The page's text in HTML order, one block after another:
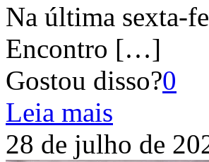
Na última sexta-
Encontro […]
Gostou disso?0
Leia mais
28 de julho de